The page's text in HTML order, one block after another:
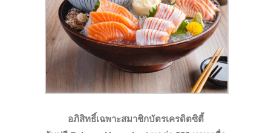
อภิสิทธิ์เฉพาะสมาชิกบัตรเครดิตซิตี้